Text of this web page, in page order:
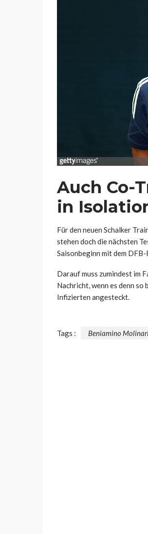
Auch Co-
in
Für den neuen Schalker
stehen doch die nächsten
Saisonbeginn mit dem
Darauf muss zumindest im
Nachricht, wenn es denn so
Infizierten angesteckt.
Tags : Beniamino